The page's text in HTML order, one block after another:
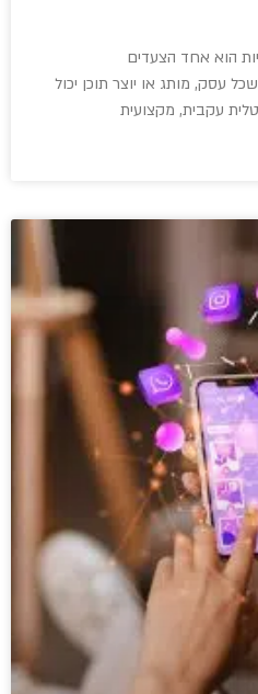
הוא אחד הצעדים
עסק, מותג או יוצר תוכן יכול
עקבית, מקצועית